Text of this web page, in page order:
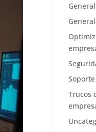
General
General
Trucos